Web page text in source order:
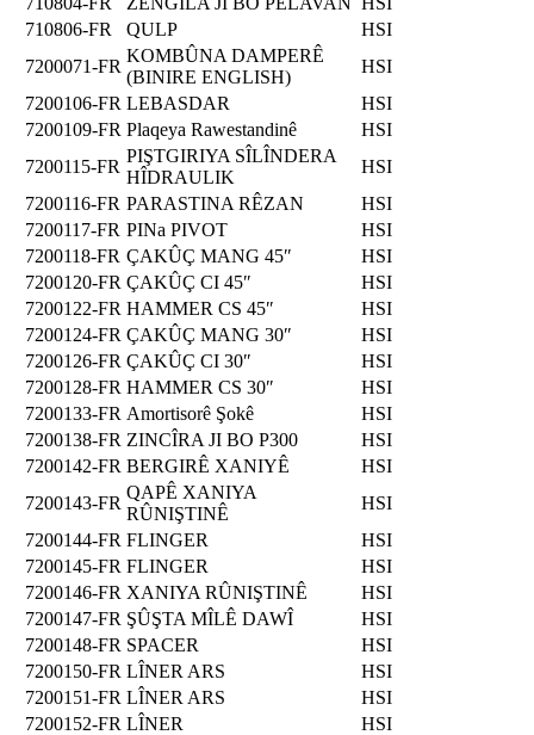
710806-FR
QULP
HSI
7200071-FR
KOMBÛNA DAMPERÊ
(BINIRE ENGLISH)
HSI
7200106-FR LEBASDAR
HSI
7200109-FR Plaqeya Rawestandinê
HSI
7200115-FR
PIŞTGIRIYA SÎLÎNDERA
HÎDRAULIK
HSI
7200116-FR PARASTINA RÊZAN
HSI
7200117-FR PINa PIVOT
HSI
7200118-FR ÇAKÛÇ MANG 45″
HSI
7200120-FR ÇAKÛÇ CI 45″
HSI
7200122-FR HAMMER CS 45″
HSI
7200124-FR ÇAKÛÇ MANG 30″
HSI
7200126-FR ÇAKÛÇ CI 30″
HSI
7200128-FR HAMMER CS 30″
HSI
7200133-FR Amortisorê Şokê
HSI
7200138-FR ZINCÎRA JI BO P300
HSI
7200142-FR BERGIRÊ XANIYÊ
HSI
7200143-FR
QAPÊ XANIYA
RÛNIŞTINÊ
HSI
7200144-FR FLINGER
HSI
7200145-FR FLINGER
HSI
7200146-FR XANIYA RÛNIŞTINÊ
HSI
7200147-FR ŞÛŞTA MÎLÊ DAWÎ
HSI
7200148-FR SPACER
HSI
7200150-FR LÎNER ARS
HSI
7200151-FR LÎNER ARS
HSI
7200152-FR LÎNER
HSI